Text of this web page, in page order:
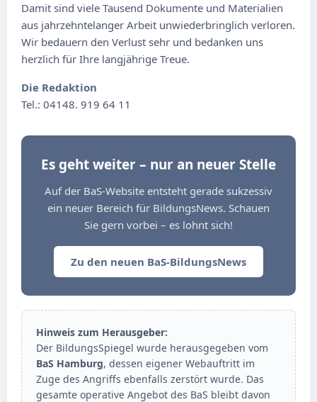
Damit sind viele Tausend Dokumente und Materialien
aus jahrzehntelanger Arbeit unwiederbringlich verloren.
Wir bedauern den Verlust sehr und bedanken uns
herzlich für Ihre langjährige Treue.
Die Redaktion
Tel.: 04148. 919 64 11
Es geht weiter – nur an neuer Stelle
Auf der BaS-Website entsteht gerade sukzessiv
ein neuer Bereich für BildungsNews. Schauen
Sie gern vorbei – es lohnt sich!
Zu den neuen BaS-BildungsNews
Hinweis zum Herausgeber:
Der BildungsSpiegel wurde herausgegeben vom
BaS Hamburg, dessen eigener Webauftritt im
Zuge des Angriffs ebenfalls zerstört wurde. Das
gesamte operative Angebot des BaS bleibt davon